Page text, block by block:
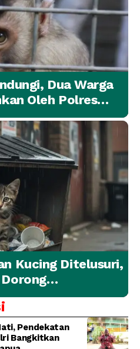
Dua Warga
Oleh Polres
Kucing Ditelusuri,
yang
Pendekatan
Bangkitkan